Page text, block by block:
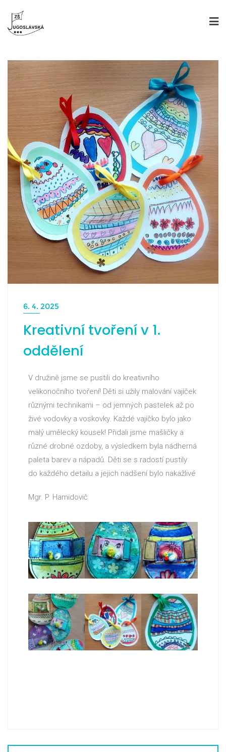
6. 4. 2025
Kreativní tvoření v 1.
oddělení
V družině jsme se pustili do kreativního
velikonočního tvoření! Děti si užily malování vajíček
různými technikami – od jemných pastelek až po
živé vodovky a voskovky. Každé vajíčko bylo jako
malý umělecký kousek! Přidali jsme mašličky a
různé drobné ozdoby, a výsledkem byla nádherná
paleta barev a nápadů. Děti se s radostí pustily
do každého detailu a jejich nadšení bylo nakažlivé
Mgr. P. Hamidovič